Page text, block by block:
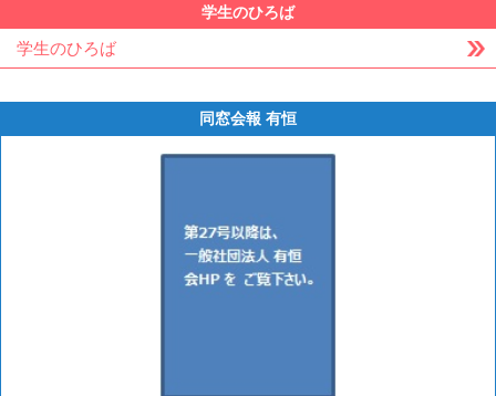
学生のひろば
学生のひろば
同窓会報 有恒